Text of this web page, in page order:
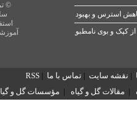
©
کپک و بوی نامطبوع
| نقشه سایت | تماس با ما |
RSS
| مقالات گل و گیاه | مؤسسات گل و